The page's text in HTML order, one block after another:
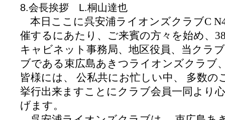
8.会長挨拶 L.桐山達也
本日ここに呉安浦ライオンズクラブC
催するにあたり、ご来賓の方々を始め、
キャビネット事務局、地区役員、当クラ
ブである束広島あきつライオンズクラブ
皆様には、 公私共にお忙しい中、 多数の
挙行出来ますことにクラブ会員一同より
げます。